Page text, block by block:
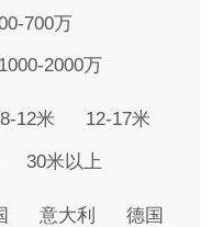
700万
2000万
8-12米 12-17米
30米以上
意大利 德国